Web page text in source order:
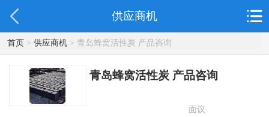
供应商机
首页> 供应商机> 青岛蜂窝活性炭 产品咨询
青岛蜂窝活性炭 产品咨询
面议